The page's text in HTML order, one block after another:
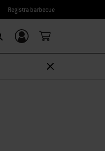
Registra barbecue
Accedi/
Registrati